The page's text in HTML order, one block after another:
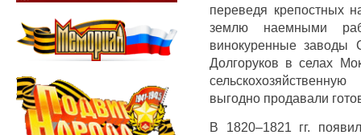
переведя крепостных
землю наемными
винокуренные
Долгоруков в селах
выгодно продавали
В 1820–1821 гг.